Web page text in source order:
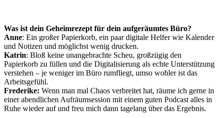
Was ist dein Geheimrezept für dein aufgeräumtes Büro?
Anne: Ein großer Papierkorb, ein paar digitale Helfer wie Kalender
und Notizen und möglichst wenig drucken.
Katrin: Bloß keine unangebrachte Scheu, großzügig den
Papierkorb zu füllen und die Digitalisierung als echte Unterstützung
verstehen – je weniger im Büro rumfliegt, umso wohler ist das
Arbeitsgefühl.
Frederike: Wenn man mal Chaos verbreitet hat, räume ich gerne in
einer abendlichen Aufräumsession mit einem guten Podcast alles in
Ruhe wieder auf und freu mich dann tagelang über das Ergebnis.